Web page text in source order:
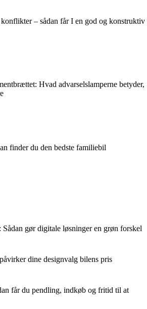
– sådan får I en god og konstruktiv
Hvad advarselslamperne betyder,
finder du den bedste familiebil
gør digitale løsninger en grøn forskel
dine designvalg bilens pris
får du pendling, indkøb og fritid til at